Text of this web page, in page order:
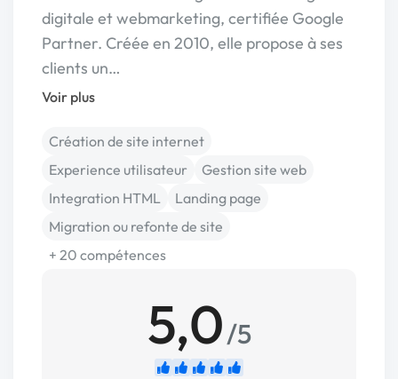
digitale et webmarketing, certifiée Google
Partner. Créée en 2010, elle propose à ses
clients un…
Voir plus
Création de site internet
Experience utilisateur
Gestion site web
Integration HTML
Landing page
Migration ou refonte de site
+ 20 compétences
5,0/5